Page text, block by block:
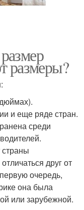
размеры?
и еще ряде стран.
среди
друг от
очередь,
она была
или зарубежной.